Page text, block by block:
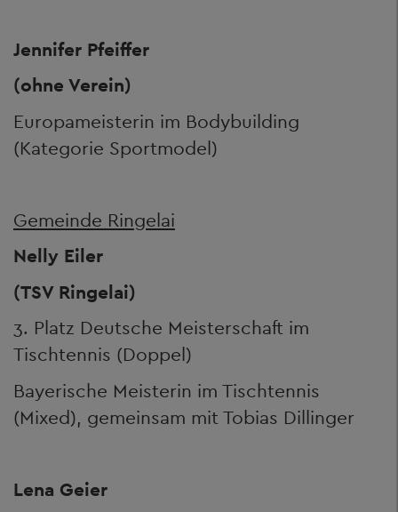
Jennifer Pfeiffer
(ohne Verein)
Europameisterin im Bodybuilding
(Kategorie Sportmodel)
Gemeinde Ringelai
Nelly Eiler
(TSV Ringelai)
3. Platz Deutsche Meisterschaft im
Tischtennis (Doppel)
Bayerische Meisterin im Tischtennis
(Mixed), gemeinsam mit Tobias Dillinger
Lena Geier